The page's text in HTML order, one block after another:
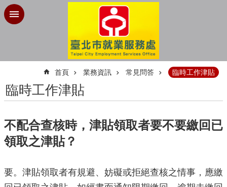
跳到主要內容區塊
首頁 業務資訊 常見問答 臨時工作津貼
臨時工作津貼
不配合查核時，津貼領取者要不要繳回已
領取之津貼？
要。津貼領取者有規避、妨礙或拒絕查核之情事，應繳